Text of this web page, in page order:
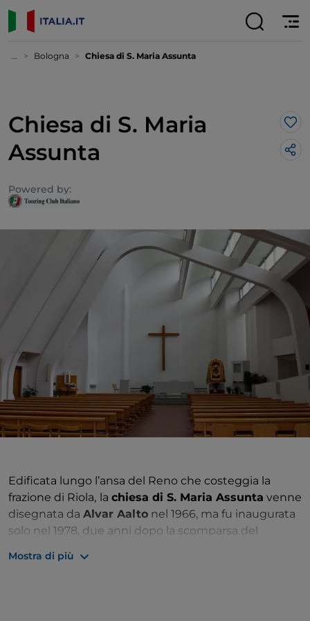
... Bologna Chiesa di S. Maria Assunta
Chiesa di S. Maria
Assunta
Powered by:
Edificata lungo l’ansa del Reno che costeggia la
frazione di Riola, la chiesa di S. Maria Assunta venne
disegnata da Alvar Aalto nel 1966, ma fu inaugurata
solo nel 1978, due anni dopo la scomparsa del
clima di rinnovamento successivo al Concilio
Mostra di più